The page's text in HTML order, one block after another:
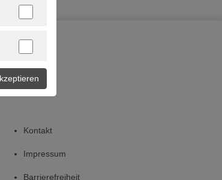
Kontakt
Impressum
Barrierefreiheit